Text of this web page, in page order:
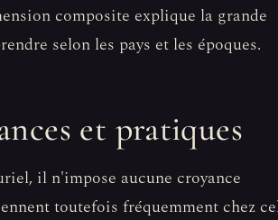
composite explique la grande
selon les pays et les époques.
et pratiques
il n'impose aucune croyance
toutefois fréquemment chez